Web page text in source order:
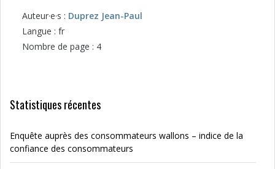
Auteur·e·s : Duprez Jean-Paul
Langue : fr
Nombre de page : 4
Statistiques récentes
Enquête auprès des consommateurs wallons – indice de la
confiance des consommateurs